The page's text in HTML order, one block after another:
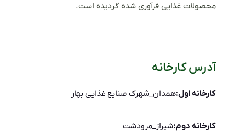
محصولات غذایی فرآوری شده گردیده است.
آدرس کارخانه
کارخانه اول:همدان_شهرک صنایع غذایی بهار
کارخانه دوم:شیراز_مرودشت